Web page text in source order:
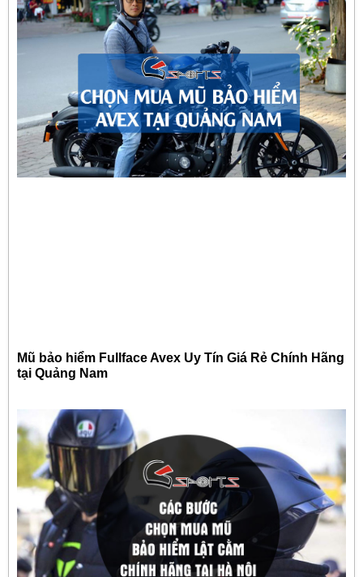
Mũ bảo hiểm Fullface Avex Uy Tín Giá Rẻ Chính Hãng
tại Quảng Nam